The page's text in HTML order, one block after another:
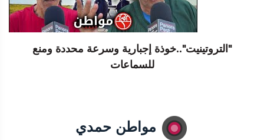
"التروتينيت"..خوذة إجبارية وسرعة محددة ومنع
للسماعات
مواطن حمدي